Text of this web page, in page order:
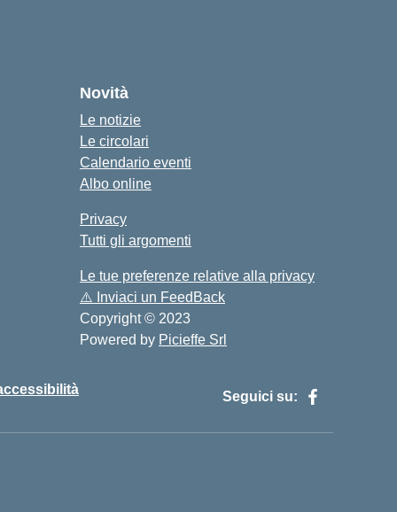
Novità
Le notizie
Le circolari
Calendario eventi
Albo online
Privacy
Tutti gli argomenti
Le tue preferenze relative alla privacy
⚠️ Inviaci un FeedBack
Copyright © 2023
Powered by Picieffe Srl
Seguici su: